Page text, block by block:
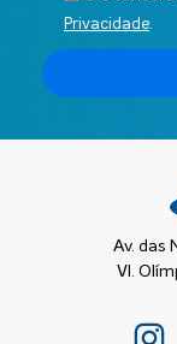
Privacidade.
Av. das
Vl.